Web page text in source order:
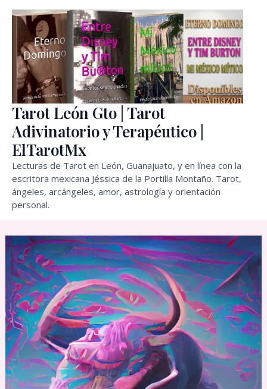
contenido
Tarot León Gto | Tarot
Adivinatorio y Terapéutico |
ElTarotMx
Lecturas de Tarot en León, Guanajuato, y en línea con la
escritora mexicana Jéssica de la Portilla Montaño. Tarot,
ángeles, arcángeles, amor, astrología y orientación
personal.